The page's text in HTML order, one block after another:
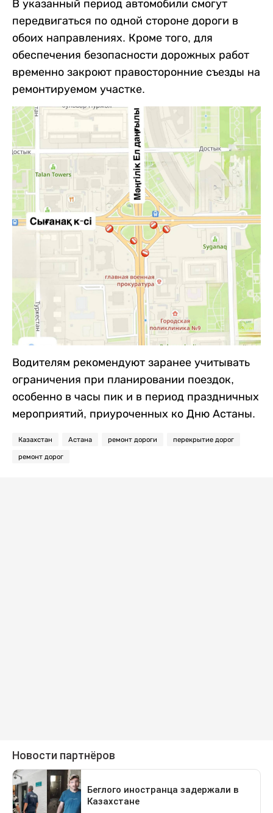
В указанный период автомобили смогут
передвигаться по одной стороне дороги в
обоих направлениях. Кроме того, для
обеспечения безопасности дорожных работ
временно закроют правосторонние съезды на
ремонтируемом участке.
Водителям рекомендуют заранее учитывать
ограничения при планировании поездок,
особенно в часы пик и в период праздничных
мероприятий, приуроченных ко Дню Астаны.
Казахстан Астана ремонт дороги перекрытие дорог
ремонт дорог